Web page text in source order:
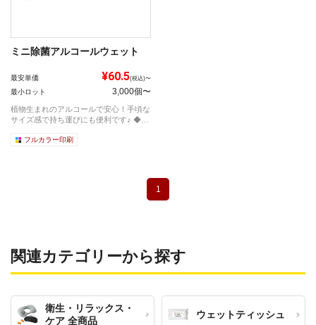
ミニ除菌アルコールウェット
最安単価 ¥60.5(税込)〜
最小ロット 3,000個〜
植物生まれのアルコールで安心！手頃な
サイズ感で持ち運びにも便利です♪ ◆
フルカラー印刷
1
関連カテゴリーから探す
衛生・リラックス・
ケア 全商品
ウェットティッシュ